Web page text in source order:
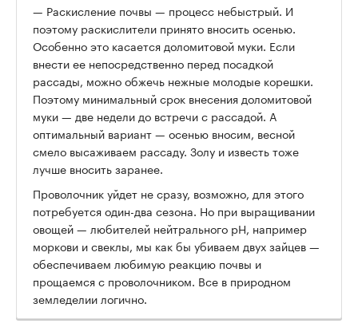
— Раскисление почвы — процесс небыстрый. И
поэтому раскислители принято вносить осенью.
Особенно это касается доломитовой муки. Если
внести ее непосредственно перед посадкой
рассады, можно обжечь нежные молодые корешки.
Поэтому минимальный срок внесения доломитовой
муки — две недели до встречи с рассадой. А
оптимальный вариант — осенью вносим, весной
смело высаживаем рассаду. Золу и известь тоже
лучше вносить заранее.
Проволочник уйдет не сразу, возможно, для этого
потребуется один-два сезона. Но при выращивании
овощей — любителей нейтрального рН, например
моркови и свеклы, мы как бы убиваем двух зайцев —
обеспечиваем любимую реакцию почвы и
прощаемся с проволочником. Все в природном
земледелии логично.